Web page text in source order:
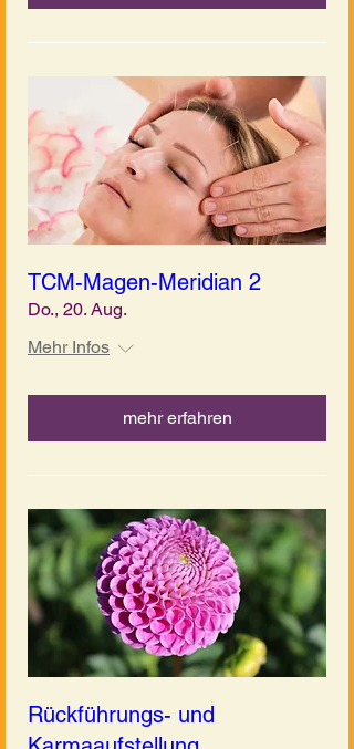
TCM-Magen-Meridian 2
Do., 20. Aug.
Mehr Infos
mehr erfahren
Rückführungs- und